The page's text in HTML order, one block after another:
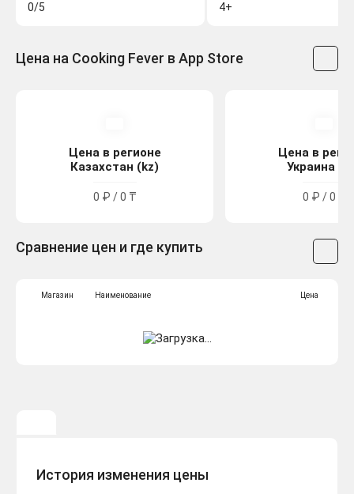
0/5
4+
Цена на Cooking Fever в App Store
Цена в регионе
Казахстан (kz)
0 ₽ / 0 ₸
Цена в
Украина
0 ₽ / 0 ₴
Сравнение цен и где купить
Магазин Наименование Цена
История изменения цены